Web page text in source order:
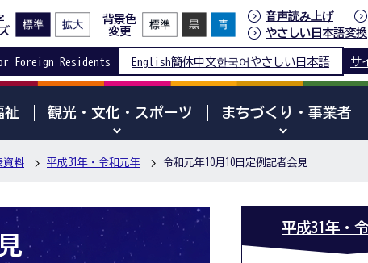
背景色
変更
音声読み上げ
やさしい日本語変換
Foreign Residents English簡体中文한국어 やさしい日本語 サ
祉 観光・文化・スポーツ まちづくり・事業者
資料 平成31年・令和元年 令和元年10月10日定例記者会見
平成31年・